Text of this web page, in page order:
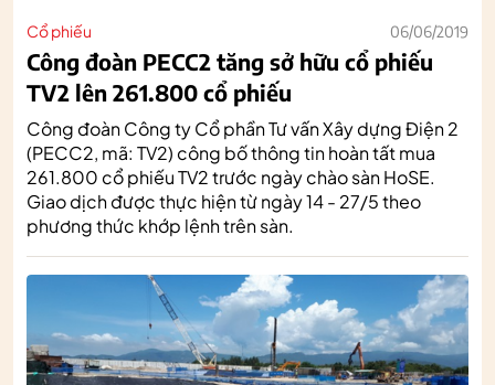
Cổ phiếu 06/06/2019
Công đoàn PECC2 tăng sở hữu cổ phiếu
TV2 lên 261.800 cổ phiếu
Công đoàn Công ty Cổ phần Tư vấn Xây dựng Điện 2
(PECC2, mã: TV2) công bố thông tin hoàn tất mua
261.800 cổ phiếu TV2 trước ngày chào sàn HoSE.
Giao dịch được thực hiện từ ngày 14 - 27/5 theo
phương thức khớp lệnh trên sàn.